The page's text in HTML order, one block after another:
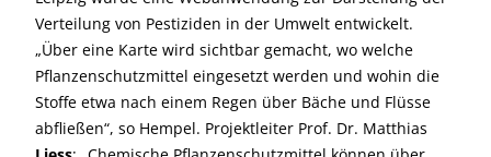
Verteilung von Pestiziden in der Umwelt entwickelt.
„Über eine Karte wird sichtbar gemacht, wo welche
Pflanzenschutzmittel eingesetzt werden und wohin die
Stoffe etwa nach einem Regen über Bäche und Flüsse
abfließen“, so Hempel. Projektleiter Prof. Dr. Matthias